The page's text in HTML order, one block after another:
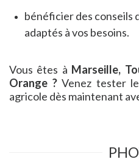
bénéficier des conseils
adaptés à vos besoins.
Vous êtes à Marseille,
Orange ?Venez tester
agricole dès maintenant